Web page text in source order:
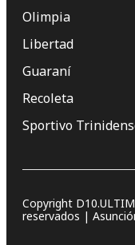
Olimpia
Libertad
Guaraní
Recoleta
Sportivo
Copyright
reservados |